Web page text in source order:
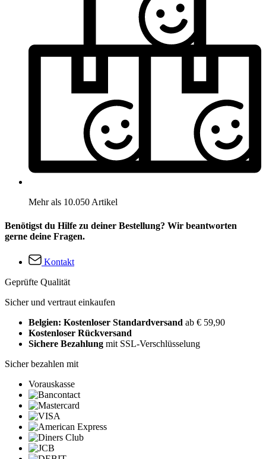
Mehr als 10.050 Artikel
Benötigst du Hilfe zu deiner Bestellung? Wir beantworten
gerne deine Fragen.
Kontakt
Geprüfte Qualität
Sicher und vertraut einkaufen
Belgien: Kostenloser Standardversand ab € 59,90
Kostenloser Rückversand
Sichere Bezahlung mit SSL-Verschlüsselung
Sicher bezahlen mit
Vorauskasse